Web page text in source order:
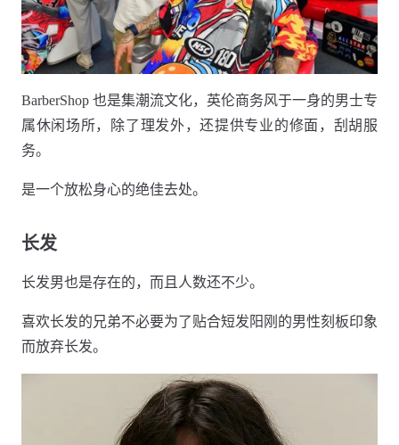
BarberShop 也是集潮流文化，英伦商务风于一身的男士专
属休闲场所，除了理发外，还提供专业的修面，刮胡服
务。
是一个放松身心的绝佳去处。
长发
长发男也是存在的，而且人数还不少。
喜欢长发的兄弟不必要为了贴合短发阳刚的男性刻板印象
而放弃长发。